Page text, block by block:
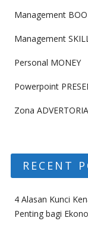
Management
Management
Personal MONEY
Powerpoint
Zona
RECENT
4 Alasan Kunci
Penting bagi